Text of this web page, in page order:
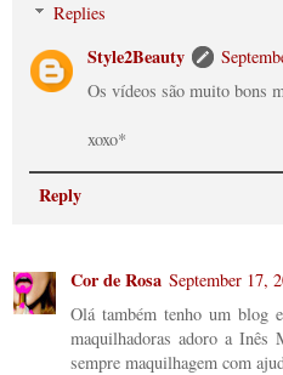
Replies
Style2Beauty
Os vídeos são muito bons
xoxo*
Reply
Cor de Rosa September 17,
Olá também tenho um blog
maquilhadoras adoro a Inês
sempre maquilhagem com